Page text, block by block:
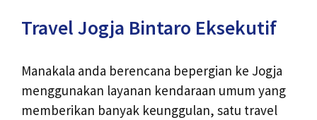
Travel Jogja Bintaro Eksekutif
Manakala anda berencana bepergian ke Jogja
menggunakan layanan kendaraan umum yang
memberikan banyak keunggulan, satu travel